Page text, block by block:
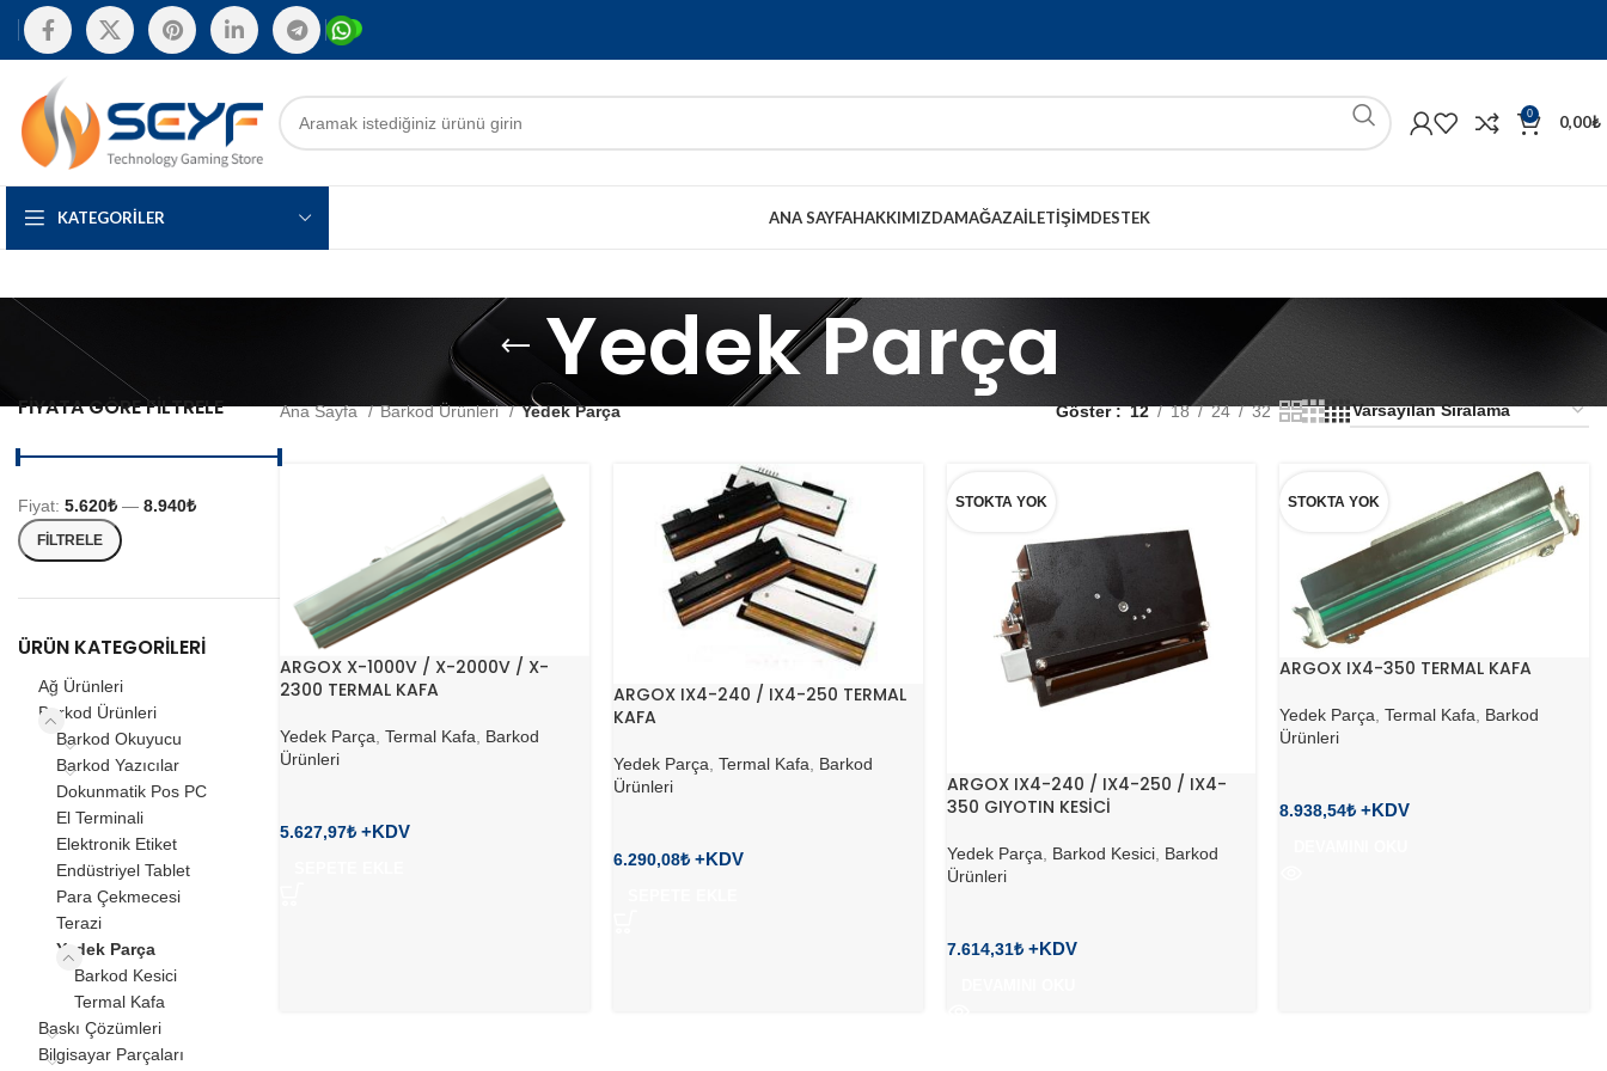
0 0,00₺
KATEGORILER ANA SAYFAHAKKIMIZDAMAĞAZAİLETIŞIMDESTEK
Yedek Parça
FIYATA GÖRE FILTRELE
FILTRELE
Fiyat: 5.620₺ — 8.940₺
ÜRÜN KATEGORILERI
Ağ Ürünleri
Barkod Ürünleri
Barkod Okuyucu
Barkod Yazıcılar
Dokunmatik Pos PC
El Terminali
Elektronik Etiket
Endüstriyel Tablet
Para Çekmecesi
Terazi
Yedek Parça
Barkod Kesici
Termal Kafa
Baskı Çözümleri
Bilgisayar Parçaları
Ana Sayfa Barkod Ürünleri Yedek Parça Göster 12 18 24 32
ARGOX X-1000V / X-2000V / X-
2300 TERMAL KAFA
Yedek Parça, Termal Kafa, Barkod
Ürünleri
5.627,97₺
ARGOX IX4-240 / IX4-250 TERMAL
KAFA
Yedek Parça Termal Kafa
Barkod
Ürünleri
6.290,08₺
STOKTA YOK
ARGOX IX4-240 / IX4-250 / IX4-
350 GIYOTIN KESİCİ
Yedek Parça Barkod Kesici, Barkod
Ürünleri
7.614,31₺
STOKTA YOK
ARGOX IX4-350 TERMAL KAFA
Yedek Parça ,Termal Kafa
Barkod
Ürünleri
8.938,54₺